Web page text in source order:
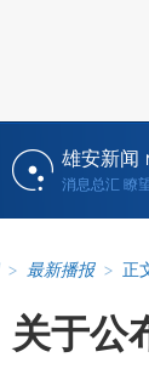
雄安新闻
消息总汇 瞭
> 最新播报 > 正
关于公